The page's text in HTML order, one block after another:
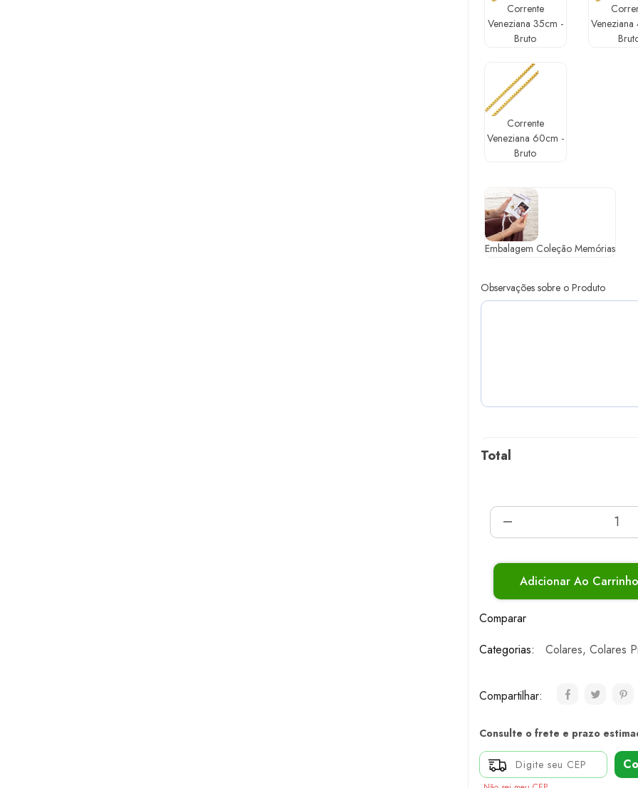
Corrente
Veneziana 35cm -
Bruto
Corrente
Veneziana 60cm -
Bruto
Embalagem Coleção Memórias
Observações sobre o Produto
Total
Adicionar Ao
Comparar
Categorias:
Colares, Colares
Compartilhar:
Consulte o frete e prazo